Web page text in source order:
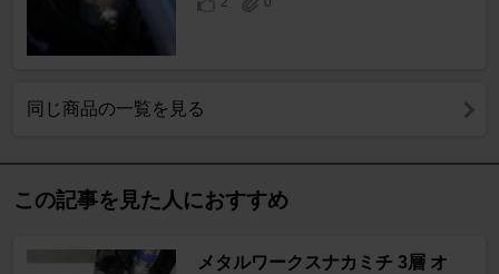
同じ商品の一覧を見る
この記事を見た人におすすめ
メタルワークスナカミチ 3層 オ